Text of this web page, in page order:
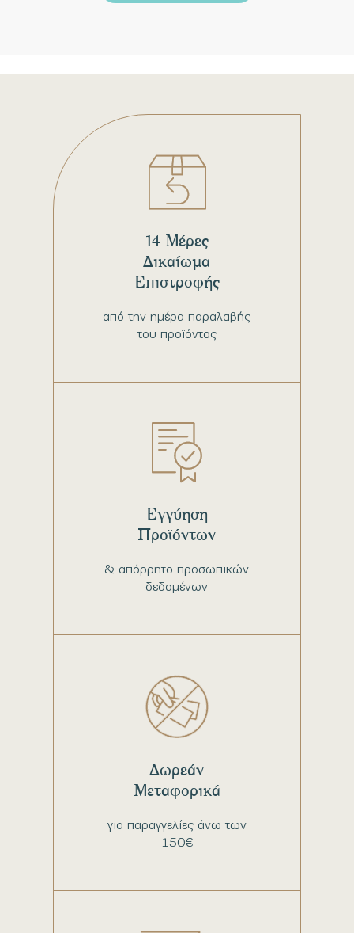
από την ημέρα παραλαβής
του προϊόντος
14 Μέρες
Δικαίωμα
Επιστροφής
& απόρρητο προσωπικών
δεδομένων
Εγγύηση
Προϊόντων
για παραγγελίες άνω των
150€
Δωρεάν
Μεταφορικά